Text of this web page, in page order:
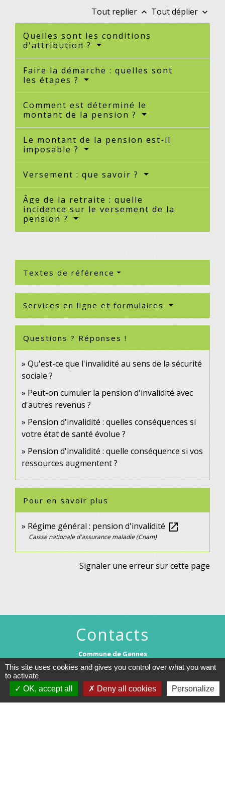
Tout replier keyboard_arrow_up Tout déplier keyboard_arrow_down
Quelles sont les conditions
d'attribution ?
Faire la démarche : quelles sont
les étapes ?
Comment est déterminé le
montant de la pension ?
Le montant de la pension est-il
imposable ?
Versement : que savoir ?
Âge de la retraite : quelle
incidence sur le versement de la
pension ?
Textes de référence
Services en ligne et formulaires
Questions ? Réponses !
Qu'est-ce que l'invalidité au sens de la sécurité
sociale ?
Peut-on cumuler la pension d'invalidité avec
d'autres revenus ?
Pension d'invalidité : quelles conséquences si
votre état de santé évolue ?
Pension d'invalidité : quelle conséquence si vos
ressources augmentent ?
Pour en savoir plus
Régime général : pension d'invalidité open_in_new
Caisse nationale d'assurance maladie (Cnam)
Signaler une erreur sur cette page
Contacts
Commune de Gennes
1 rue du Lavoir
25660 Gennes - FRANCE
+33 3 81 55 75 32
Contact par formulaire
This site uses cookies and gives you control over what you want
to activate
OK, accept all
Deny all cookies Personalize